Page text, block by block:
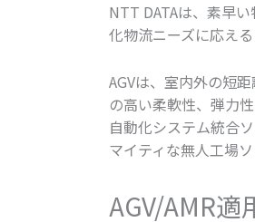
NTT DATAは、素早
化物流ニーズに応え
AGVは、室内外の短
の高い柔軟性、弾力
自動化システム統合
マイティな無人工場
AGV/AMR適